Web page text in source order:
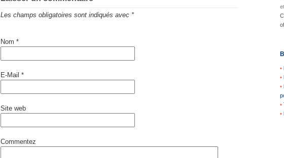
Les champs obligatoires sont indiqués avec *
Nom *
E-Mail *
Site web
Commentez
•
•
•
•
•